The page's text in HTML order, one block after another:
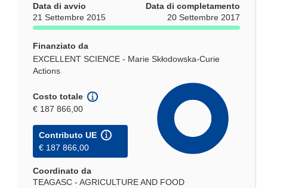
Data di avvio
21 Settembre 2015
Data di completamento
20 Settembre 2017
Finanziato da
EXCELLENT SCIENCE - Marie Skłodowska-Curie
Actions
Costo totale
€ 187 866,00
Contributo UE
€ 187 866,00
Coordinato da
TEAGASC - AGRICULTURE AND FOOD